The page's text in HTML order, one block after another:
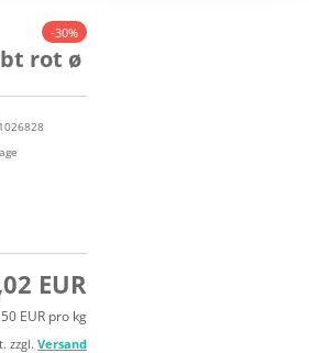
erstellen
vergessen?
-30%
rot ø
EUR
EUR pro kg
zzgl. Versand